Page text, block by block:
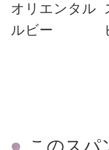
オリエンタル
ルビー
このスパ